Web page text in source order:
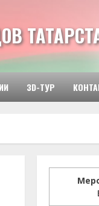
3D-ТУР